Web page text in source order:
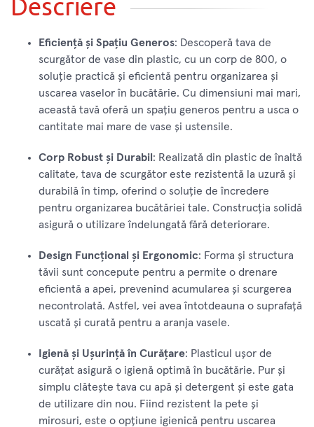
Descriere
Eficiență și Spațiu Generos: Descoperă tava de
scurgător de vase din plastic, cu un corp de 800, o
soluție practică și eficientă pentru organizarea și
uscarea vaselor în bucătărie. Cu dimensiuni mai mari,
această tavă oferă un spațiu generos pentru a usca o
cantitate mai mare de vase și ustensile.
Corp Robust și Durabil : Realizată din plastic de înaltă
calitate, tava de scurgător este rezistentă la uzură și
durabilă în timp, oferind o soluție de încredere
pentru organizarea bucătăriei tale. Construcția solidă
asigură o utilizare îndelungată fără deteriorare.
Design Funcțional și Ergonomic: Forma și structura
tăvii sunt concepute pentru a permite o drenare
eficientă a apei, prevenind acumularea și scurgerea
necontrolată. Astfel, vei avea întotdeauna o suprafață
uscată și curată pentru a aranja vasele.
Igienă și Ușurință în Curățare: Plasticul ușor de
curățat asigură o igienă optimă în bucătărie. Pur și
simplu clătește tava cu apă și detergent și este gata
de utilizare din nou. Fiind rezistent la pete și
mirosuri, este o opțiune igienică pentru uscarea